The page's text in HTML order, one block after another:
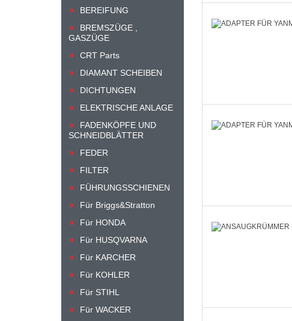
BEREIFUNG
BREMSZÜGE ,
GASZÜGE
CRT Parts
DIAMANT SCHEIBEN
DICHTUNGEN
ELEKTRISCHE ANLAGE
FADENKÖPFE UND
SCHNEIDBLÄTTER
FEDER
FILTER
FÜHRUNGSSCHIENEN
Für Briggs&Stratton
Für HONDA
Für HUSQVARNA
Für KARCHER
Für KOHLER
Für STIHL
Für WACKER